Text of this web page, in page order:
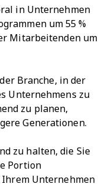
in Unternehmen
um 55 %
Mitarbeitenden um
Branche, in der
Unternehmens zu
zu planen,
Generationen.
zu halten, die Sie
Portion
Ihrem Unternehmen